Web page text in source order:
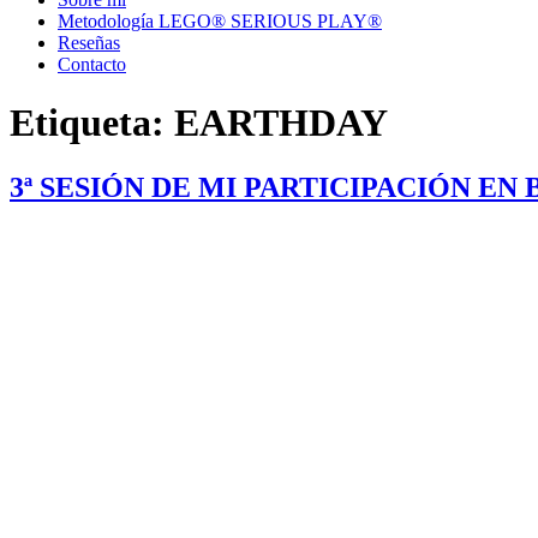
Metodología LEGO® SERIOUS PLAY®
Reseñas
Contacto
Etiqueta: EARTHDAY
3ª SESIÓN DE MI PARTICIPACIÓN EN